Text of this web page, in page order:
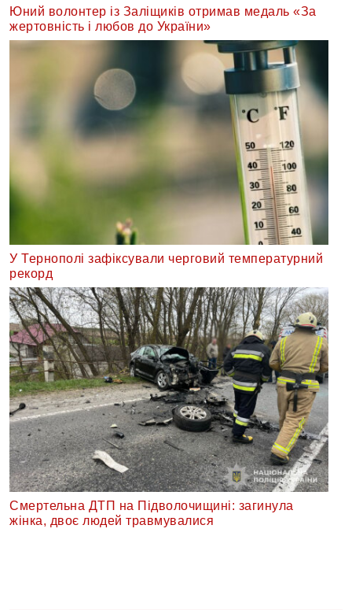
Юний волонтер із Заліщиків отримав медаль «За
жертовність і любов до України»
У Тернополі зафіксували черговий температурний
рекорд
Смертельна ДТП на Підволочищині: загинула
жінка, двоє людей травмувалися